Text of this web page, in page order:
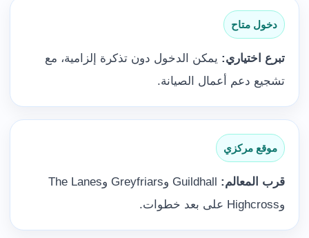
دخول متاح
تبرع اختياري: يمكن الدخول دون تذكرة إلزامية، مع
تشجيع دعم أعمال الصيانة.
موقع مركزي
قرب المعالم:
Guildhall وGreyfriars وThe Lanes
وHighcross على بعد خطوات.